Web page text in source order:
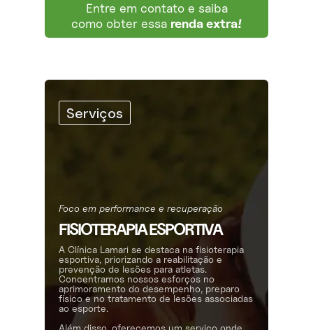
Entre em contato e saiba
como obter essa renda extra!
Serviços
Foco em performance e recuperação
FISIOTERAPIA ESPORTIVA
A Clínica Lamari se destaca na fisioterapia
esportiva, priorizando a reabilitação e
prevenção de lesões para atletas.
Concentramos nossos esforços no
aprimoramento do desempenho, preparo
físico e no tratamento de lesões associadas
ao esporte.